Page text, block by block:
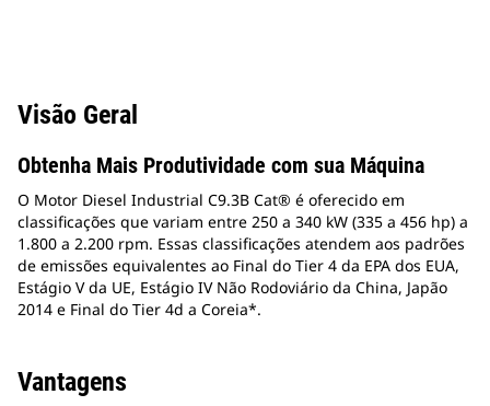
Visão Geral
Obtenha Mais Produtividade com sua Máquina
O Motor Diesel Industrial C9.3B Cat® é oferecido em
classificações que variam entre 250 a 340 kW (335 a 456 hp) a
1.800 a 2.200 rpm. Essas classificações atendem aos padrões
de emissões equivalentes ao Final do Tier 4 da EPA dos EUA,
Estágio V da UE, Estágio IV Não Rodoviário da China, Japão
2014 e Final do Tier 4d a Coreia*.
Vantagens